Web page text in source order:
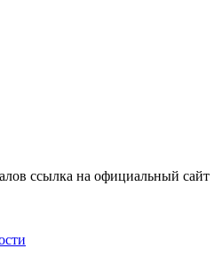
ссылка на официальный сайт